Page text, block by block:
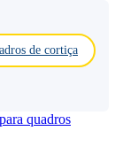
de cortiça
quadros